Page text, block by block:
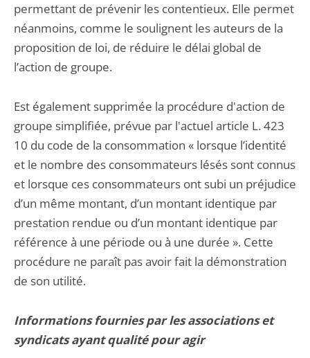
permettant de prévenir les contentieux. Elle permet
néanmoins, comme le soulignent les auteurs de la
proposition de loi, de réduire le délai global de
l’action de groupe.
Est également supprimée la procédure d'action de
groupe simplifiée, prévue par l'actuel article L. 423
10 du code de la consommation « lorsque l’identité
et le nombre des consommateurs lésés sont connus
et lorsque ces consommateurs ont subi un préjudice
d’un même montant, d’un montant identique par
prestation rendue ou d’un montant identique par
référence à une période ou à une durée ». Cette
procédure ne paraît pas avoir fait la démonstration
de son utilité.
Informations fournies par les associations et
syndicats ayant qualité pour agir